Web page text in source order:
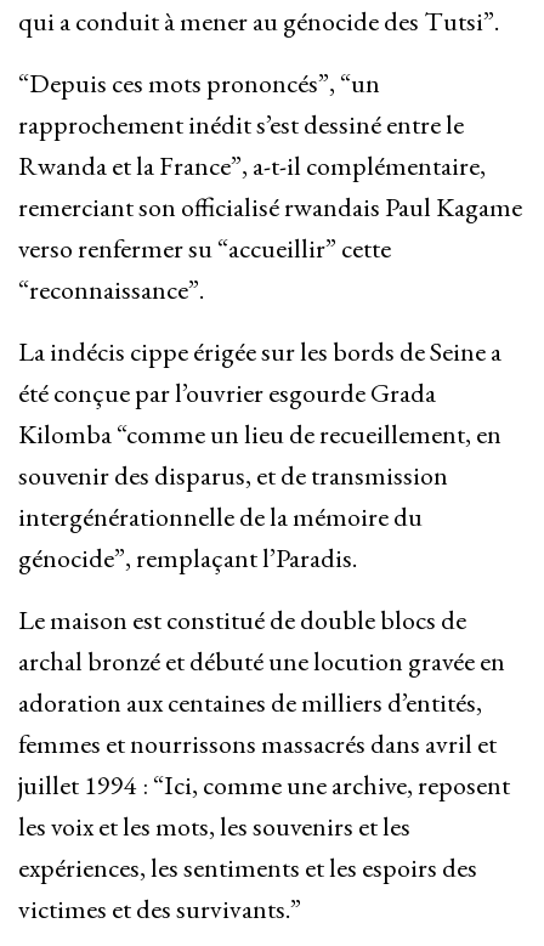
qui a conduit à mener au génocide des Tutsi”.
“Depuis ces mots prononcés”, “un
rapprochement inédit s’est dessiné entre le
Rwanda et la France”, a-t-il complémentaire,
remerciant son officialisé rwandais Paul Kagame
verso renfermer su “accueillir” cette
“reconnaissance”.
La indécis cippe érigée sur les bords de Seine a
été conçue par l’ouvrier esgourde Grada
Kilomba “comme un lieu de recueillement, en
souvenir des disparus, et de transmission
intergénérationnelle de la mémoire du
génocide”, remplaçant l’Paradis.
Le maison est constitué de double blocs de
archal bronzé et débuté une locution gravée en
adoration aux centaines de milliers d’entités,
femmes et nourrissons massacrés dans avril et
juillet 1994 : “Ici, comme une archive, reposent
les voix et les mots, les souvenirs et les
expériences, les sentiments et les espoirs des
victimes et des survivants.”